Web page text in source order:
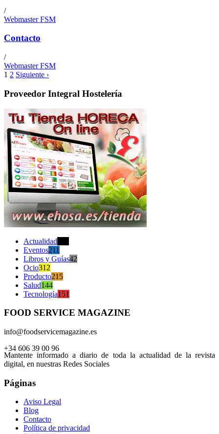
/
Webmaster FSM
Contacto
/
Webmaster FSM
1 2 Siguiente ›
Proveedor Integral Hostelería
Actualidad
Eventos211
Libros y Guías42
Ocio312
Producto215
Salud144
Tecnología151
FOOD SERVICE MAGAZINE
info@foodservicemagazine.es
+34 606 39 00 96
Mantente informado a diario de toda la actualidad de la revista
digital, en nuestras Redes Sociales
Páginas
Aviso Legal
Blog
Contacto
Política de privacidad